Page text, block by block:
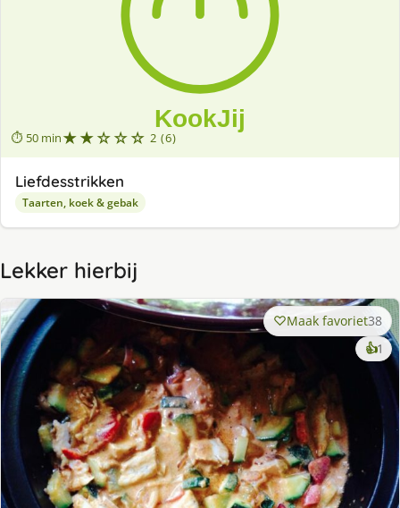
⏱ 50 min★★☆☆☆ 2 (6)
Liefdesstrikken
Taarten, koek & gebak
Lekker hierbij
Maak favoriet38
👍1